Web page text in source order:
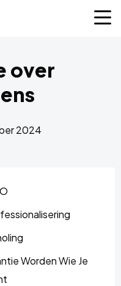
over
2024
Worden Wie Je